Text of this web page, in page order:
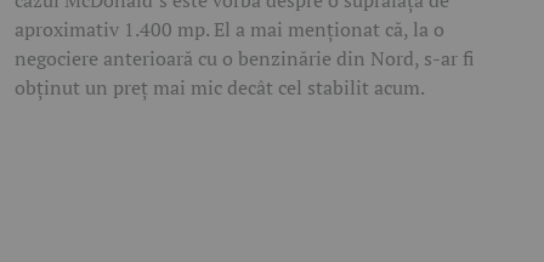
aproximativ 1.400 mp. El a mai menționat că, la o
negociere anterioară cu o benzinărie din Nord, s-ar fi
obținut un preț mai mic decât cel stabilit acum.